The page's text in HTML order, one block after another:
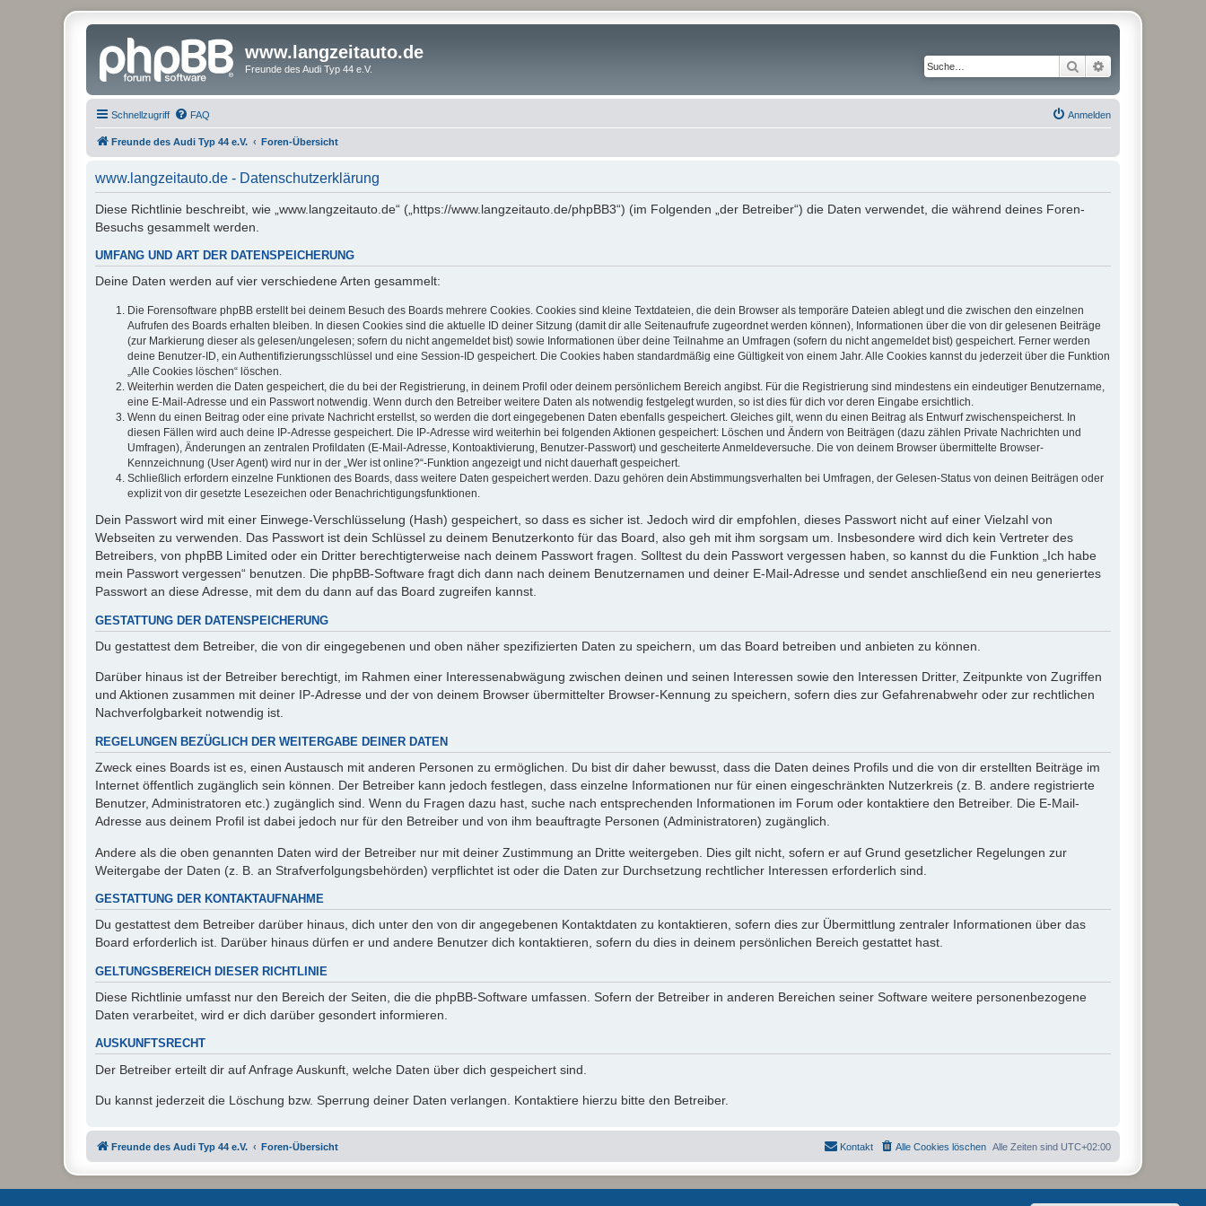
www.langzeitauto.de
Freunde des Audi Typ 44 e.V. Suche
Schnellzugriff FAQ Anmelden
Freunde des Audi Typ 44 e.V. Foren-Übersicht
www.langzeitauto.de - Datenschutzerklärung
Diese Richtlinie beschreibt, wie „www.langzeitauto.de“ („https://www.langzeitauto.de/phpBB3“) (im Folgenden „der Betreiber“) die Daten verwendet, die während deines Foren-
Besuchs gesammelt werden.
UMFANG UND ART DER DATENSPEICHERUNG
Deine Daten werden auf vier verschiedene Arten gesammelt:
Die Forensoftware phpBB erstellt bei deinem Besuch des Boards mehrere Cookies. Cookies sind kleine Textdateien, die dein Browser als temporäre Dateien ablegt und die zwischen den einzelnen
Aufrufen des Boards erhalten bleiben. In diesen Cookies sind die aktuelle ID deiner Sitzung (damit dir alle Seitenaufrufe zugeordnet werden können), Informationen über die von dir gelesenen Beiträge
(zur Markierung dieser als gelesen/ungelesen; sofern du nicht angemeldet bist) sowie Informationen über deine Teilnahme an Umfragen (sofern du nicht angemeldet bist) gespeichert. Ferner werden
deine Benutzer-ID, ein Authentifizierungsschlüssel und eine Session-ID gespeichert. Die Cookies haben standardmäßig eine Gültigkeit von einem Jahr. Alle Cookies kannst du jederzeit über die Funktion
„Alle Cookies löschen“ löschen.
Weiterhin werden die Daten gespeichert, die du bei der Registrierung, in deinem Profil oder deinem persönlichem Bereich angibst. Für die Registrierung sind mindestens ein eindeutiger Benutzername,
eine E-Mail-Adresse und ein Passwort notwendig. Wenn durch den Betreiber weitere Daten als notwendig festgelegt wurden, so ist dies für dich vor deren Eingabe ersichtlich.
Wenn du einen Beitrag oder eine private Nachricht erstellst, so werden die dort eingegebenen Daten ebenfalls gespeichert. Gleiches gilt, wenn du einen Beitrag als Entwurf zwischenspeicherst. In
diesen Fällen wird auch deine IP-Adresse gespeichert. Die IP-Adresse wird weiterhin bei folgenden Aktionen gespeichert: Löschen und Ändern von Beiträgen (dazu zählen Private Nachrichten und
Umfragen), Änderungen an zentralen Profildaten (E-Mail-Adresse, Kontoaktivierung, Benutzer-Passwort) und gescheiterte Anmeldeversuche. Die von deinem Browser übermittelte Browser-
Kennzeichnung (User Agent) wird nur in der „Wer ist online?“-Funktion angezeigt und nicht dauerhaft gespeichert.
Schließlich erfordern einzelne Funktionen des Boards, dass weitere Daten gespeichert werden. Dazu gehören dein Abstimmungsverhalten bei Umfragen, der Gelesen-Status von deinen Beiträgen oder
explizit von dir gesetzte Lesezeichen oder Benachrichtigungsfunktionen.
Dein Passwort wird mit einer Einwege-Verschlüsselung (Hash) gespeichert, so dass es sicher ist. Jedoch wird dir empfohlen, dieses Passwort nicht auf einer Vielzahl von
Webseiten zu verwenden. Das Passwort ist dein Schlüssel zu deinem Benutzerkonto für das Board, also geh mit ihm sorgsam um. Insbesondere wird dich kein Vertreter des
Betreibers, von phpBB Limited oder ein Dritter berechtigterweise nach deinem Passwort fragen. Solltest du dein Passwort vergessen haben, so kannst du die Funktion „Ich habe
mein Passwort vergessen“ benutzen. Die phpBB-Software fragt dich dann nach deinem Benutzernamen und deiner E-Mail-Adresse und sendet anschließend ein neu generiertes
Passwort an diese Adresse, mit dem du dann auf das Board zugreifen kannst.
GESTATTUNG DER DATENSPEICHERUNG
Du gestattest dem Betreiber, die von dir eingegebenen und oben näher spezifizierten Daten zu speichern, um das Board betreiben und anbieten zu können.
Darüber hinaus ist der Betreiber berechtigt, im Rahmen einer Interessenabwägung zwischen deinen und seinen Interessen sowie den Interessen Dritter, Zeitpunkte von Zugriffen
und Aktionen zusammen mit deiner IP-Adresse und der von deinem Browser übermittelter Browser-Kennung zu speichern, sofern dies zur Gefahrenabwehr oder zur rechtlichen
Nachverfolgbarkeit notwendig ist.
REGELUNGEN BEZÜGLICH DER WEITERGABE DEINER DATEN
Zweck eines Boards ist es, einen Austausch mit anderen Personen zu ermöglichen. Du bist dir daher bewusst, dass die Daten deines Profils und die von dir erstellten Beiträge im
Internet öffentlich zugänglich sein können. Der Betreiber kann jedoch festlegen, dass einzelne Informationen nur für einen eingeschränkten Nutzerkreis (z. B. andere registrierte
Benutzer, Administratoren etc.) zugänglich sind. Wenn du Fragen dazu hast, suche nach entsprechenden Informationen im Forum oder kontaktiere den Betreiber. Die E-Mail-
Adresse aus deinem Profil ist dabei jedoch nur für den Betreiber und von ihm beauftragte Personen (Administratoren) zugänglich.
Andere als die oben genannten Daten wird der Betreiber nur mit deiner Zustimmung an Dritte weitergeben. Dies gilt nicht, sofern er auf Grund gesetzlicher Regelungen zur
Weitergabe der Daten (z. B. an Strafverfolgungsbehörden) verpflichtet ist oder die Daten zur Durchsetzung rechtlicher Interessen erforderlich sind.
GESTATTUNG DER KONTAKTAUFNAHME
Du gestattest dem Betreiber darüber hinaus, dich unter den von dir angegebenen Kontaktdaten zu kontaktieren, sofern dies zur Übermittlung zentraler Informationen über das
Board erforderlich ist. Darüber hinaus dürfen er und andere Benutzer dich kontaktieren, sofern du dies in deinem persönlichen Bereich gestattet hast.
GELTUNGSBEREICH DIESER RICHTLINIE
Diese Richtlinie umfasst nur den Bereich der Seiten, die die phpBB-Software umfassen. Sofern der Betreiber in anderen Bereichen seiner Software weitere personenbezogene
Daten verarbeitet, wird er dich darüber gesondert informieren.
AUSKUNFTSRECHT
Der Betreiber erteilt dir auf Anfrage Auskunft, welche Daten über dich gespeichert sind.
Du kannst jederzeit die Löschung bzw. Sperrung deiner Daten verlangen. Kontaktiere hierzu bitte den Betreiber.
Freunde des Audi Typ 44 e.V. Foren-Übersicht Alle Zeiten sind UTC+02:00
Alle Cookies löschen
Kontakt